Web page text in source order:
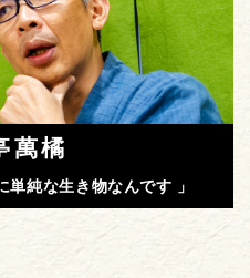
萬橘
単純な生き物なんです 」